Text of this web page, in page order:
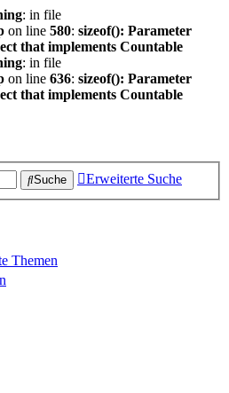
: in file
on line 580: sizeof(): Parameter
that implements Countable
: in file
on line 636: sizeof(): Parameter
that implements Countable
Suche Erweiterte Suche
Themen